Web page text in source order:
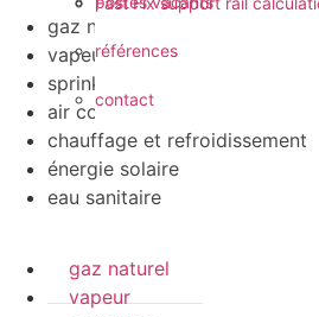
références
contact
gaz naturel
vapeur
sprinklers
air comprimé
chauffage et refroidissement
énergie solaire
eau sanitaire
gaz naturel
vapeur